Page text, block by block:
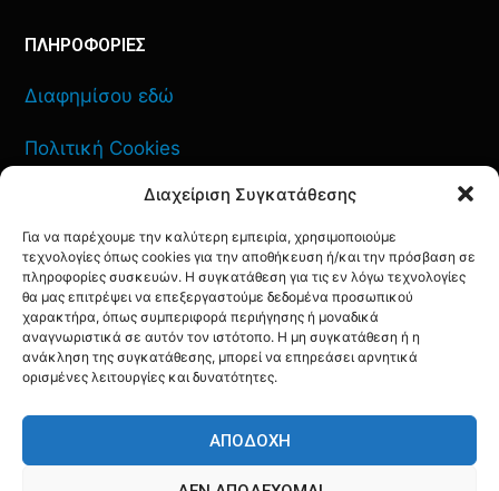
Διαχείριση Συγκατάθεσης
Για να παρέχουμε την καλύτερη εμπειρία, χρησιμοποιούμε
τεχνολογίες όπως cookies για την αποθήκευση ή/και την πρόσβαση σε
πληροφορίες συσκευών. Η συγκατάθεση για τις εν λόγω τεχνολογίες
θα μας επιτρέψει να επεξεργαστούμε δεδομένα προσωπικού
χαρακτήρα, όπως συμπεριφορά περιήγησης ή μοναδικά
αναγνωριστικά σε αυτόν τον ιστότοπο. Η μη συγκατάθεση ή η
ανάκληση της συγκατάθεσης, μπορεί να επηρεάσει αρνητικά
ορισμένες λειτουργίες και δυνατότητες.
ΑΠΟΔΟΧΉ
ΠΛΗΡΟΦΟΡΙΕΣ
Διαφημίσου εδώ
Πολιτική Cookies
Πολιτική Απορρήτου
ΕΠΙΚΟΙΝΩΝΙΑ
YOUTUBE